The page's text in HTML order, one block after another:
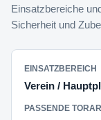
Einsatzbereiche
Sicherheit und
Verein /